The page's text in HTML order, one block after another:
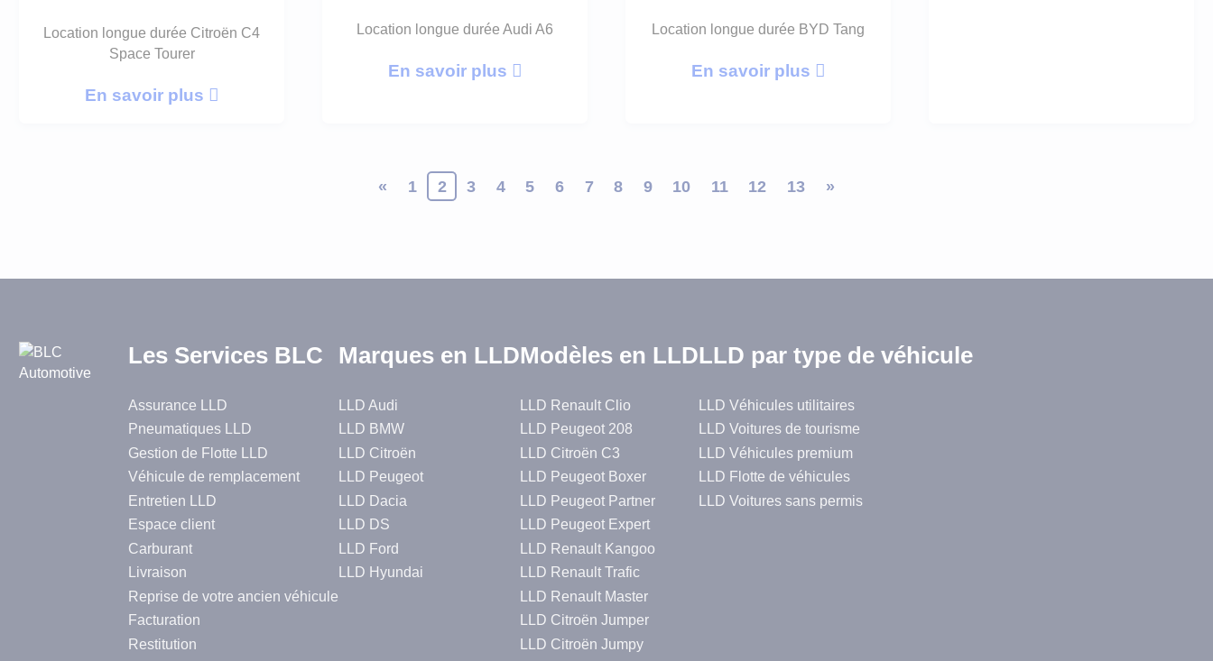
Location longue durée Citroën C4
Space Tourer
En savoir plus
Location longue durée Audi A6
En savoir plus
Location longue durée BYD Tang
En savoir plus
« 1 2 3 4 5 6 7 8 9 10 11 12 13 »
Les Services BLC
Assurance LLD
Pneumatiques LLD
Gestion de Flotte LLD
Véhicule de remplacement
Entretien LLD
Espace client
Carburant
Livraison
Reprise de votre ancien véhicule
Facturation
Restitution
Marques en LLD
LLD Audi
LLD BMW
LLD Citroën
LLD Peugeot
LLD Dacia
LLD DS
LLD Ford
LLD Hyundai
Modèles en LLD
LLD Renault Clio
LLD Peugeot 208
LLD Citroën C3
LLD Peugeot Boxer
LLD Peugeot Partner
LLD Peugeot Expert
LLD Renault Kangoo
LLD Renault Trafic
LLD Renault Master
LLD Citroën Jumper
LLD Citroën Jumpy
LLD par type de véhicule
LLD Véhicules utilitaires
LLD Voitures de tourisme
LLD Véhicules premium
LLD Flotte de véhicules
LLD Voitures sans permis